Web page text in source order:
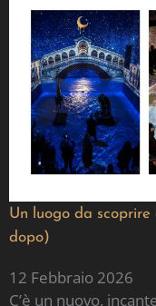
Un luogo da
dopo)
12 Febbraio 2026
C’è un nuovo,